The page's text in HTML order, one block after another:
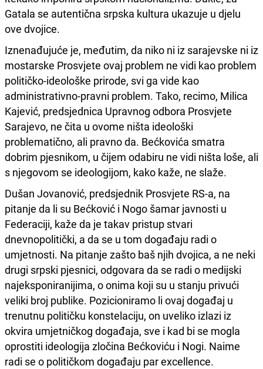
Gatala se autentična srpska kultura ukazuje u djelu
ove dvojice.
Iznenađujuće je, međutim, da niko ni iz sarajevske ni iz
mostarske Prosvjete ovaj problem ne vidi kao problem
političko-ideološke prirode, svi ga vide kao
administrativno-pravni problem. Tako, recimo, Milica
Kajević, predsjednica Upravnog odbora Prosvjete
Sarajevo, ne čita u ovome ništa ideološki
problematično, ali pravno da. Bećkovića smatra
dobrim pjesnikom, u čijem odabiru ne vidi ništa loše, ali
s njegovom se ideologijom, kako kaže, ne slaže.
Dušan Jovanović, predsjednik Prosvjete RS-a, na
pitanje da li su Bećković i Nogo šamar javnosti u
Federaciji, kaže da je takav pristup stvari
dnevnopolitički, a da se u tom događaju radi o
umjetnosti. Na pitanje zašto baš njih dvojica, a ne neki
drugi srpski pjesnici, odgovara da se radi o medijski
najeksponiranijima, o onima koji su u stanju privući
veliki broj publike. Pozicioniramo li ovaj događaj u
trenutnu političku konstelaciju, on uveliko izlazi iz
okvira umjetničkog događaja, sve i kad bi se mogla
oprostiti ideologija zločina Bećkoviću i Nogi. Naime
radi se o političkom događaju par excellence.